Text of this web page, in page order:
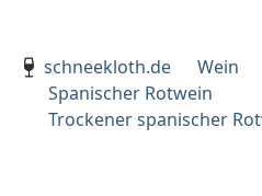
schneekloth.de
Wein
Spanischer Rotwein
Trockener spanischer